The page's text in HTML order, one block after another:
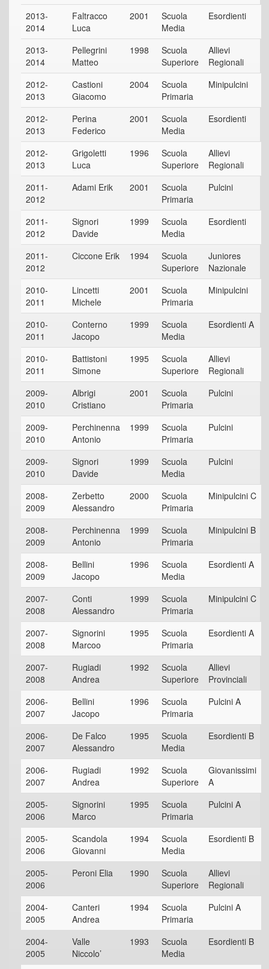
2013-
2014
Faltracco
Luca
2001
Scuola
Media
Esordienti
2013-
2014
Pellegrini
Matteo
1998
Scuola
Superiore
Allievi
Regionali
2012-
2013
Castioni
Giacomo
2004
Scuola
Primaria
Minipulcini
2012-
2013
Perina
Federico
2001
Scuola
Media
Esordienti
2012-
2013
Grigoletti
Luca
1996
Scuola
Superiore
Allievi
Regionali
2011-
2012
Adami Erik 2001
Scuola
Primaria
Pulcini
2011-
2012
Signori
Davide
1999
Scuola
Media
Esordienti
2011-
2012
Ciccone Erik 1994
Scuola
Superiore
Juniores
Nazionale
2010-
2011
Lincetti
Michele
2001
Scuola
Primaria
Minipulcini
2010-
2011
Conterno
Jacopo
1999
Scuola
Media
Esordienti A
2010-
2011
Battistoni
Simone
1995
Scuola
Superiore
Allievi
Regionali
2009-
2010
Albrigi
Cristiano
2001
Scuola
Primaria
Pulcini
2009-
2010
Perchinenna
Antonio
1999
Scuola
Primaria
Pulcini
2009-
2010
Signori
Davide
1999
Scuola
Media
Pulcini
2008-
2009
Zerbetto
Alessandro
2000
Scuola
Primaria
Minipulcini C
2008-
2009
Perchinenna
Antonio
1999
Scuola
Primaria
Minipulcini B
2008-
2009
Bellini
Jacopo
1996
Scuola
Media
Esordienti A
2007-
2008
Conti
Alessandro
1999
Scuola
Primaria
Minipulcini C
2007-
2008
Signorini
Marcoo
1995
Scuola
Primaria
Esordienti A
2007-
2008
Rugiadi
Andrea
1992
Scuola
Superiore
Allievi
Provinciali
2006-
2007
Bellini
Jacopo
1996
Scuola
Primaria
Pulcini A
2006-
2007
De Falco
Alessandro
1995
Scuola
Media
Esordienti B
2006-
2007
Rugiadi
Andrea
1992
Scuola
Superiore
Giovanissimi
A
2005-
2006
Signorini
Marco
1995
Scuola
Primaria
Pulcini A
2005-
2006
Scandola
Giovanni
1994
Scuola
Media
Esordienti B
2005-
2006
Peroni Elia 1990
Scuola
Superiore
Allievi
Regionali
2004-
2005
Canteri
Andrea
1994
Scuola
Primaria
Pulcini A
2004-
2005
Valle
Niccolo’
1993
Scuola
Media
Esordienti B